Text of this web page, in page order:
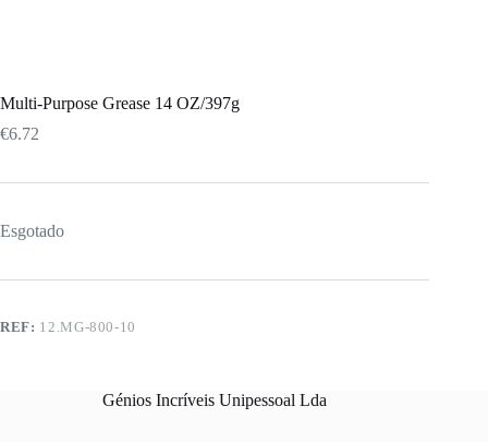
Multi-Purpose Grease 14 OZ/397g
€6.72
Esgotado
REF: 12.MG-800-10
Génios Incríveis Unipessoal Lda